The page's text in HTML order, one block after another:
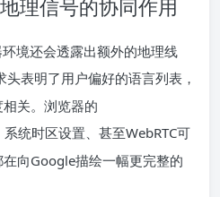
理信号的协同作用
境还会透露出额外的地理线
头表明了用户偏好的语言列表，
关。浏览器的
系统时区设置、甚至WebRTC可
向Google描绘一幅更完整的